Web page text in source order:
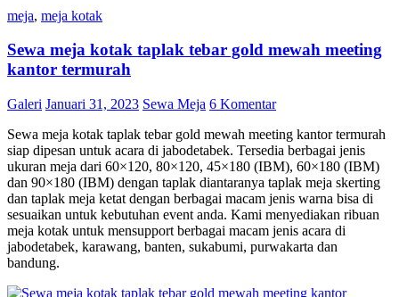
meja, meja kotak
Sewa meja kotak taplak tebar gold mewah meeting
kantor termurah
Galeri Januari 31, 2023 Sewa Meja 6 Komentar
Sewa meja kotak taplak tebar gold mewah meeting kantor termurah
siap dipesan untuk acara di jabodetabek. Tersedia berbagai jenis
ukuran meja dari 60×120, 80×120, 45×180 (IBM), 60×180 (IBM)
dan 90×180 (IBM) dengan taplak diantaranya taplak meja skerting
dan taplak meja ketat dengan berbagai macam jenis warna bisa di
sesuaikan untuk kebutuhan event anda. Kami menyediakan ribuan
meja kotak untuk mensupport berbagai macam jenis acara di
jabodetabek, karawang, banten, sukabumi, purwakarta dan
bandung.